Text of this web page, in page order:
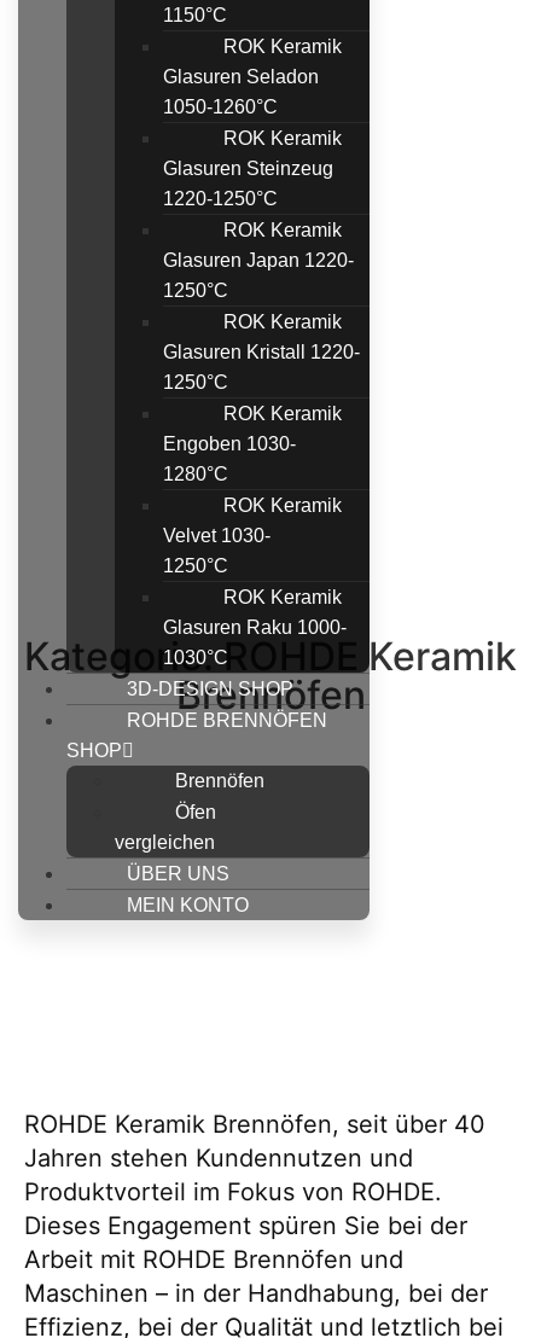
1150°C
ROK Keramik
Glasuren Seladon
1050-1260°C
ROK Keramik
Glasuren Steinzeug
1220-1250°C
ROK Keramik
Glasuren Japan 1220-
1250°C
ROK Keramik
Glasuren Kristall 1220-
1250°C
ROK Keramik
Engoben 1030-
1280°C
ROK Keramik
Velvet 1030-
1250°C
ROK Keramik
Glasuren Raku 1000-
1030°C
3D-DESIGN SHOP
ROHDE BRENNÖFEN
SHOP
Brennöfen
Öfen
vergleichen
ÜBER UNS
MEIN KONTO
Kategorie: ROHDE Keramik
Brennöfen
ROHDE Keramik Brennöfen, seit über 40
Jahren stehen Kundennutzen und
Produktvorteil im Fokus von ROHDE.
Dieses Engagement spüren Sie bei der
Arbeit mit ROHDE Brennöfen und
Maschinen – in der Handhabung, bei der
Effizienz, bei der Qualität und letztlich bei